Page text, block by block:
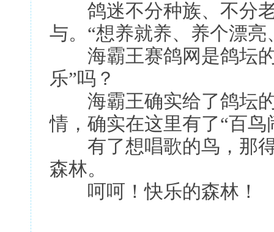
鸽迷不分种族、不分老
与。“想养就养、养个漂
海霸王赛鸽网是鸽坛的
乐”吗？
海霸王确实给了鸽坛的
情，确实在这里有了“百鸟
有了想唱歌的鸟，那得
森林。
呵呵！快乐的森林！